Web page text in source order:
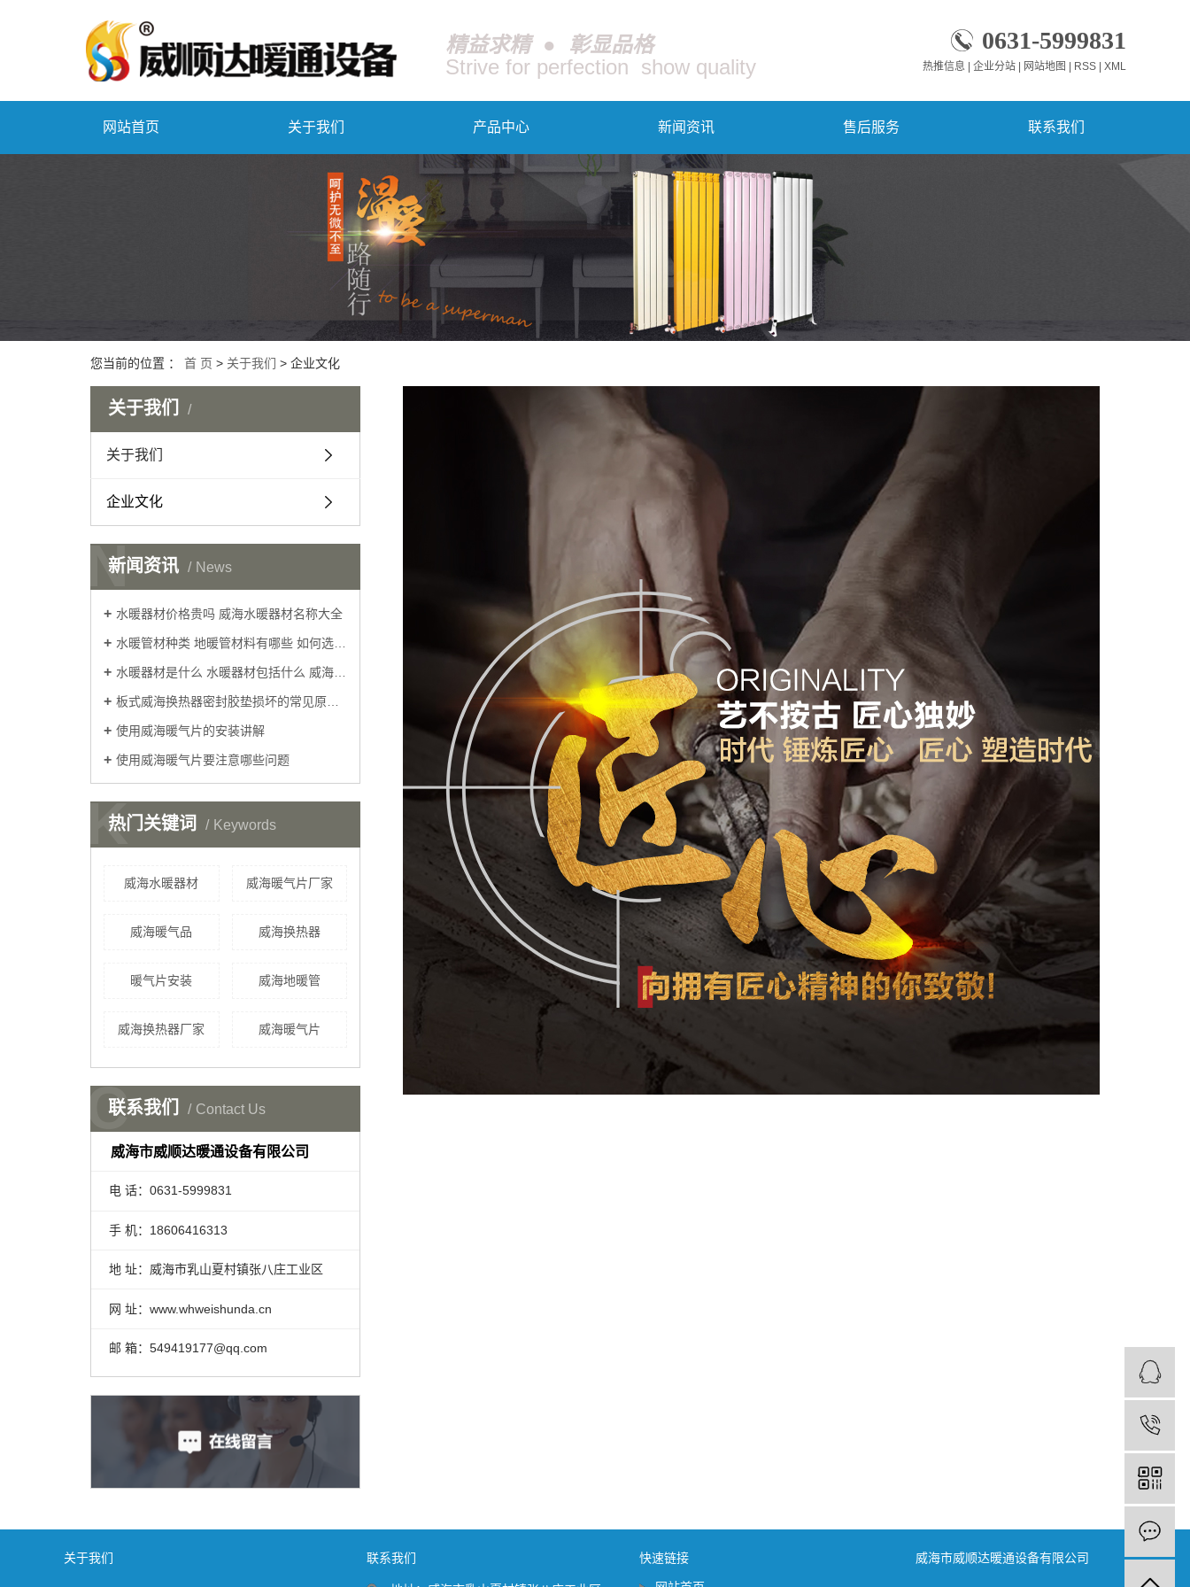
精益求精 ● 彰显品格
Strive for perfection show quality
0631-5999831
热推信息 企业分站 网站地图 RSS XML
网站首页 关于我们 产品中心 新闻资讯 售后服务 联系我们
您当前的位置 ： 首 页 > 关于我们 > 企业文化
关于我们
关于我们
企业文化
新闻资讯 News
N
水暖器材价格贵吗 威海水暖器材名称大全
水暖管材种类 地暖管材料有哪些 如何选择威海水暖器材的好坏
水暖器材是什么 水暖器材包括什么 威海水暖器材配件分类
板式威海换热器密封胶垫损坏的常见原因分析
使用威海暖气片的安装讲解
使用威海暖气片要注意哪些问题
热门关键词 Keywords
K
威海水暖器材 威海暖气片厂家
威海暖气品 威海换热器
暖气片安装 威海地暖管
威海换热器厂家 威海暖气片
联系我们 Contact Us
C
威海市威顺达暖通设备有限公司
电 话：0631-5999831
手 机：18606416313
地 址：威海市乳山夏村镇张八庄工业区
网 址：www.whweishunda.cn
邮 箱：549419177@qq.com
关于我们 联系我们 快速链接 威海市威顺达暖通设备有限公司